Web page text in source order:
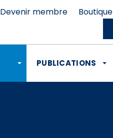
Devenir membre Boutique
PUBLICATIONS